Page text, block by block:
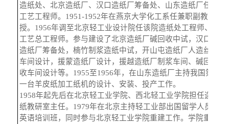
联系我们
造纸处、北京造纸厂、汉口造纸厂筹备处、山东造纸厂任
工艺工程师。 1951-1952年在燕京大学化工系任兼职副教
授。 1956年调至北京轻工业设计院任该院造纸处工程师、
工艺总工程师。参与建设了北京造纸厂碱回收中试，汉口
造纸厂筹备处，楠竹制浆造纸中试，开山屯造纸厂人造丝
车间设计，援蒙造纸厂设计，援越造纸厂制浆车间、碱回
收车间设计等。 1955至1956年，在山东造纸厂主持我国第
一台羊皮纸加工纸机的设计、安装、投产工作。
1958年起先后在北京轻工业学院、西北轻工业学院担任造
纸教研室主任。 1979年在北京主持轻工业部出国留学人员
英语培训班，同时参与北京轻工业学院重建工作。学院重